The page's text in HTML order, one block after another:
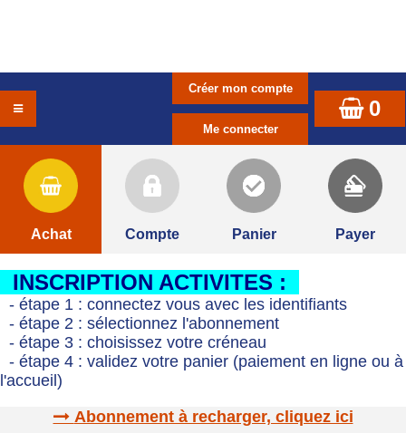
0
Achat Compte Panier Payer
INSCRIPTION ACTIVITES :
- étape 1 : connectez vous avec les identifiants
- étape 2 : sélectionnez l'abonnement
- étape 3 : choisissez votre créneau
- étape 4 : validez votre panier (paiement en ligne ou à
l'accueil)
Abonnement à recharger, cliquez ici